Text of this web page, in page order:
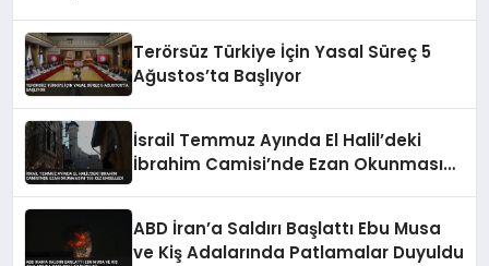
Terörsüz Türkiye İçin Yasal Süreç 5
Ağustos’ta Başlıyor
İsrail Temmuz Ayında El Halil’deki
İbrahim Camisi’nde Ezan Okunmasını
ABD İran’a Saldırı Başlattı Ebu Musa
ve Kiş Adalarında Patlamalar Duyuldu